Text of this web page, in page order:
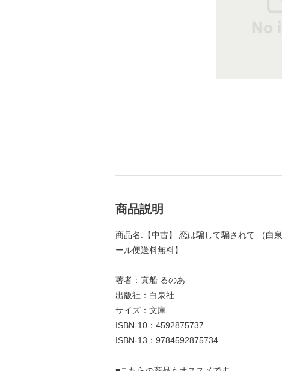
商品説明
商品名:【中古】 恋は騙して騙されて （白
ール便送料無料】
著者：真船 るのあ
出版社：白泉社
サイズ：文庫
ISBN-10：4592875737
ISBN-13：9784592875734